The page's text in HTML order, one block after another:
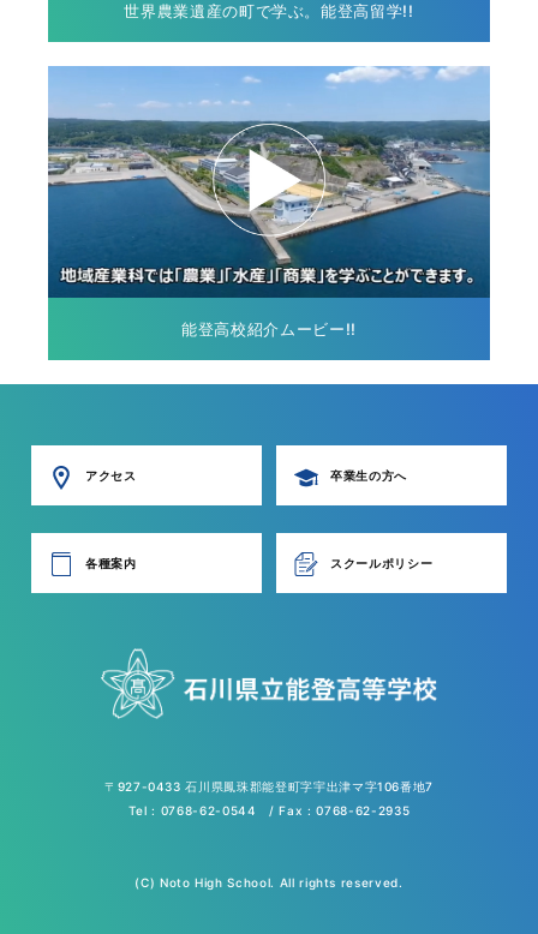
世界農業遺産の町で学ぶ。能登高留学!!
能登高校紹介ムービー!!
アクセス 卒業生の方へ
各種案内 スクールポリシー
〒927-0433 石川県鳳珠郡能登町字宇出津マ字106番地7
Tel : 0768-62-0544 / Fax : 0768-62-2935
(C) Noto High School. All rights reserved.